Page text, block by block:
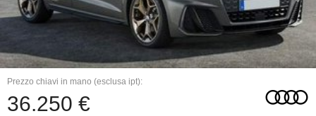
Prezzo chiavi in mano (esclusa ipt):
36.250 €